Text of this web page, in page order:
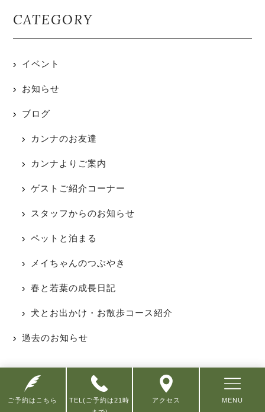
ご予約はこちら
TEL(ご予約は21時
アクセス MENU
CATEGORY
イベント
お知らせ
ブログ
カンナのお友達
カンナよりご案内
ゲストご紹介コーナー
スタッフからのお知らせ
ペットと泊まる
メイちゃんのつぶやき
春と若葉の成長日記
犬とお出かけ・お散歩コース紹介
過去のお知らせ
NEW ENTRY